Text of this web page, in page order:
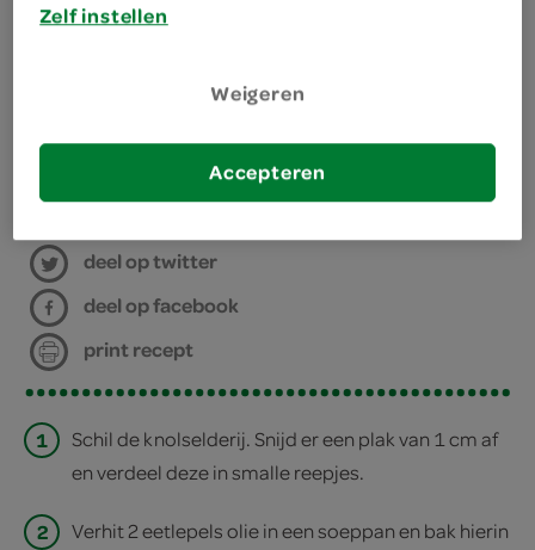
bereiden
deel op twitter
deel op facebook
print recept
1
Schil de knolselderij. Snijd er een plak van 1 cm af
en verdeel deze in smalle reepjes.
2
Verhit 2 eetlepels olie in een soeppan en bak hierin
Zelf instellen
Weigeren
Accepteren